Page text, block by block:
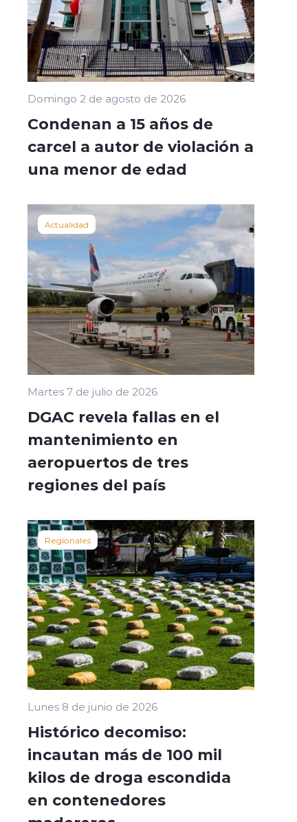
Domingo 2 de agosto de 2026
Condenan a 15 años de
carcel a autor de violación a
una menor de edad
Actualidad
Martes 7 de julio de 2026
DGAC revela fallas en el
mantenimiento en
aeropuertos de tres
regiones del país
Regionales
Lunes 8 de junio de 2026
Histórico decomiso:
incautan más de 100 mil
kilos de droga escondida
en contenedores